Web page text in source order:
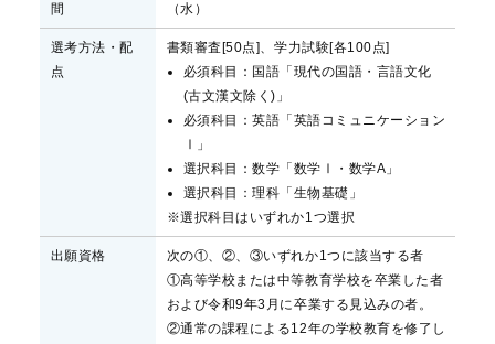
間
（水）
選考方法・配
点
書類審査[50点]、学力試験[各100点]
必須科目：国語「現代の国語・言語文化
(古文漢文除く)」
必須科目：英語「英語コミュニケーション
Ⅰ」
選択科目：数学「数学Ⅰ・数学A」
選択科目：理科「生物基礎」
※選択科目はいずれか1つ選択
出願資格
次の①、②、③いずれか1つに該当する者
①高等学校または中等教育学校を卒業した者
および令和9年3月に卒業する見込みの者。
②通常の課程による12年の学校教育を修了し